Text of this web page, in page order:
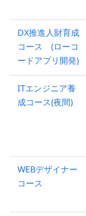
DX推進人財育成
コース (ローコ
ードアプリ開発)
ITエンジニア養
成コース(夜間)
WEBデザイナー
コース